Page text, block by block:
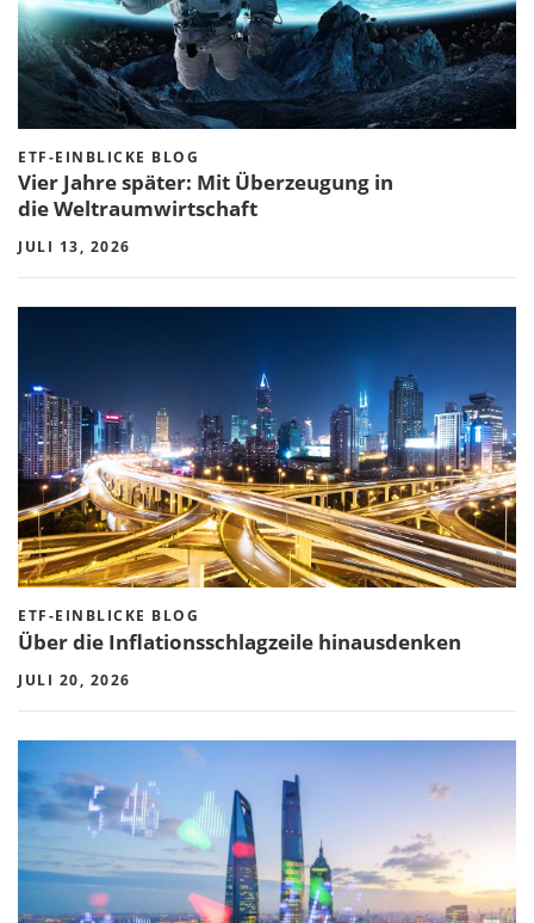
ETF-EINBLICKE BLOG
Vier Jahre später: Mit Überzeugung in
die Weltraumwirtschaft
JULI 13, 2026
ETF-EINBLICKE BLOG
Über die Inflationsschlagzeile hinausdenken
JULI 20, 2026